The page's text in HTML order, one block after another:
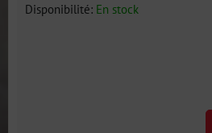
Disponibilité: En stock